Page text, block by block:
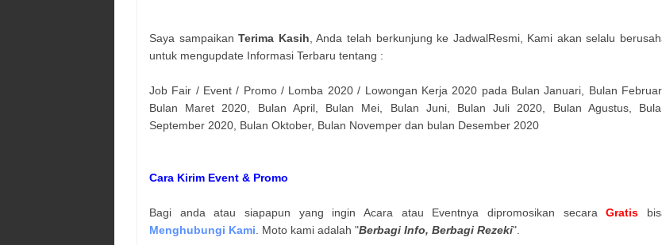
Saya sampaikanTerima Kasih , Anda telah berkunjung ke JadwalResmi, Kami akan selalu
untuk mengupdate Informasi Terbaru tentang :
Job Fair / Event / Promo / Lomba 2020 / Lowongan Kerja 2020 pada Bulan Januari, Bulan
Bulan Maret 2020, Bulan April, Bulan Mei, Bulan Juni, Bulan Juli 2020, Bulan Agustus,
September 2020, Bulan Oktober, Bulan Novemper dan bulan Desember 2020
Cara Kirim Event & Promo
Bagi anda atau siapapun yang ingin Acara atau Eventnya dipromosikan secaraGratis
Menghubungi Kami . Moto kami adalah "Berbagi Info, Berbagi Rezeki".